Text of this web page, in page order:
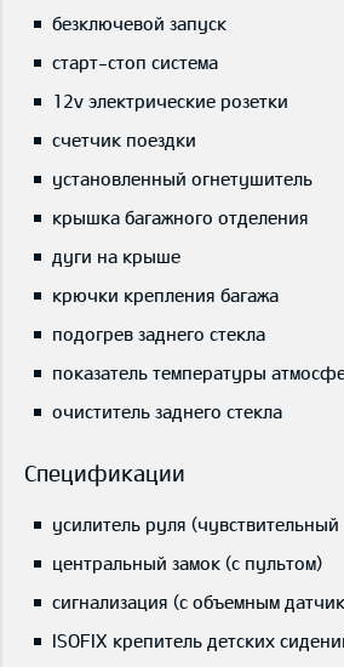
безключевой запуск
старт-стоп система
12v электрические розетки
счетчик поездки
установленный огнетушитель
крышка багажного отделения
дуги на крыше
крючки крепления багажа
подогрев заднего стекла
показатель температуры
очиститель заднего стекла
Спецификации
усилитель руля (чувствительный
центральный замок (с пультом)
сигнализация (с объемным
ISOFIX крепитель детских